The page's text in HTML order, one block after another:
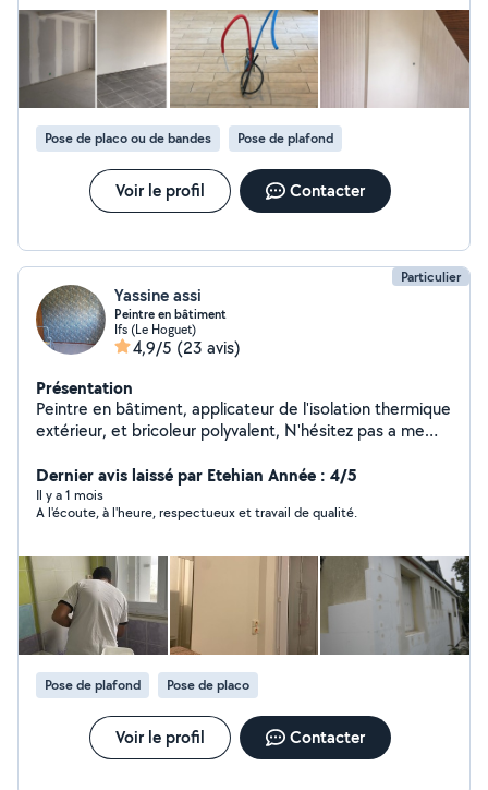
Pose de placo ou de bandes Pose de plafond
Voir le profil Contacter
Particulier
Yassine assi
Peintre en bâtiment
Ifs (Le Hoguet)
4,9/5 (23 avis)
Présentation
Peintre en bâtiment, applicateur de l'isolation thermique
extérieur, et bricoleur polyvalent, N'hésitez pas a me
intérieur, extérieur neuf ou rénovation Peinture sur tous
supports Enduit Pose de papier peint Pose de fibre de
verre Pose de toile lisse Rénovation escalier en bois
me contacter
Dernier avis laissé par Etehian Année : 4/5
Il y a 1 mois
A l'écoute, à l'heure, respectueux et travail de qualité.
Pose de plafond Pose de placo
Voir le profil Contacter